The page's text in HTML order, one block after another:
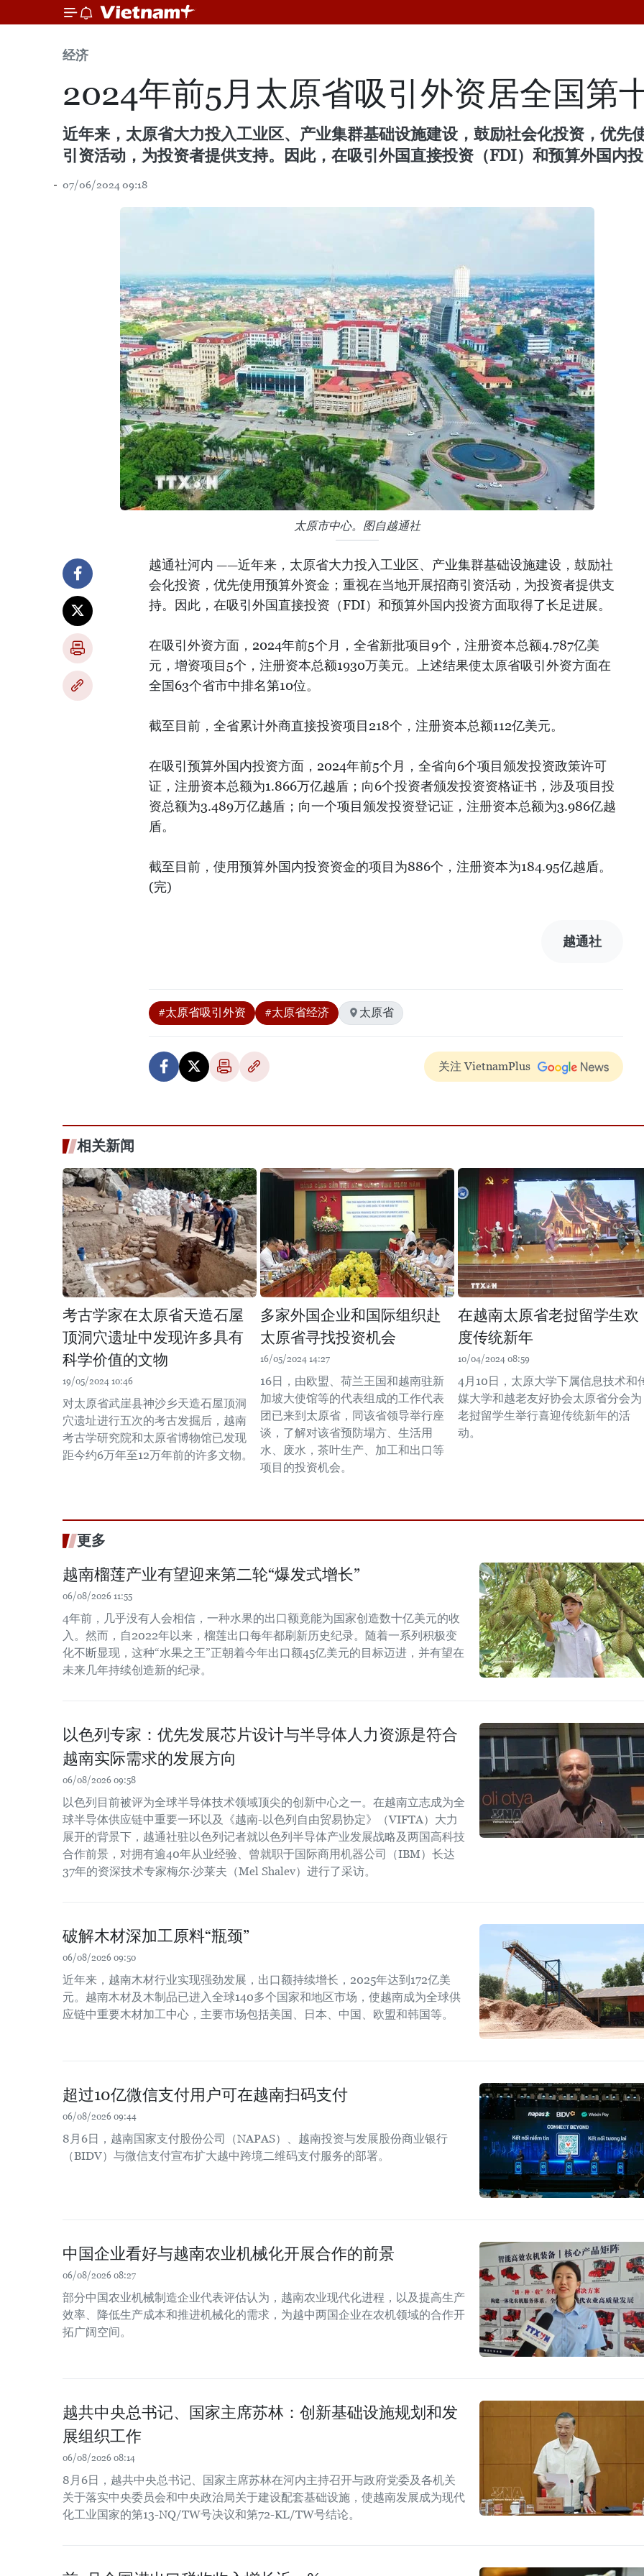
经济
2024年前5月太原省吸引外资居全国第
近年来，太原省大力投入工业区、产业集群基础设施建设，鼓励社会化投资，优先
引资活动，为投资者提供支持。因此，在吸引外国直接投资（FDI）和预算外国内
07/06/2024 09:18
太原市中心。图自越通社
越通社河内 ——近年来，太原省大力投入工业区、产业集群基础设施建设，鼓励社
会化投资，优先使用预算外资金；重视在当地开展招商引资活动，为投资者提供支
持。因此，在吸引外国直接投资（FDI）和预算外国内投资方面取得了长足进展。
在吸引外资方面，2024年前5个月，全省新批项目9个，注册资本总额4.787亿美
元，增资项目5个，注册资本总额1930万美元。上述结果使太原省吸引外资方面在
全国63个省市中排名第10位。
截至目前，全省累计外商直接投资项目218个，注册资本总额112亿美元。
在吸引预算外国内投资方面，2024年前5个月，全省向6个项目颁发投资政策许可
证，注册资本总额为1.866万亿越盾；向6个投资者颁发投资资格证书，涉及项目投
资总额为3.489万亿越盾；向一个项目颁发投资登记证，注册资本总额为3.986亿越
盾。
截至目前，使用预算外国内投资资金的项目为886个，注册资本为184.95亿越盾。
(完)
越通社
#太原省吸引外资 #太原省经济 太原省
关注 VietnamPlus
相关新闻
考古学家在太原省天造石屋
顶洞穴遗址中发现许多具有
科学价值的文物
19/05/2024 10:46
对太原省武崖县神沙乡天造石屋顶洞
穴遗址进行五次的考古发掘后，越南
考古学研究院和太原省博物馆已发现
距今约6万年至12万年前的许多文物。
多家外国企业和国际组织赴
太原省寻找投资机会
16/05/2024 14:27
16日，由欧盟、荷兰王国和越南驻新
加坡大使馆等的代表组成的工作代表
团已来到太原省，同该省领导举行座
谈，了解对该省预防塌方、生活用
水、废水，茶叶生产、加工和出口等
项目的投资机会。
在越南太原省老挝留学生欢
度传统新年
10/04/2024 08:59
4月10日，太原大学下属信息技术和
媒大学和越老友好协会太原省分会为
老挝留学生举行喜迎传统新年的活
动。
更多
越南榴莲产业有望迎来第二轮“爆发式增长”
06/08/2026 11:55
4年前，几乎没有人会相信，一种水果的出口额竟能为国家创造数十亿美元的收
入。然而，自2022年以来，榴莲出口每年都刷新历史纪录。随着一系列积极变
化不断显现，这种“水果之王”正朝着今年出口额45亿美元的目标迈进，并有望在
未来几年持续创造新的纪录。
以色列专家：优先发展芯片设计与半导体人力资源是符合
越南实际需求的发展方向
06/08/2026 09:58
以色列目前被评为全球半导体技术领域顶尖的创新中心之一。在越南立志成为全
球半导体供应链中重要一环以及《越南-以色列自由贸易协定》（VIFTA）大力
展开的背景下，越通社驻以色列记者就以色列半导体产业发展战略及两国高科技
合作前景，对拥有逾40年从业经验、曾就职于国际商用机器公司（IBM）长达
37年的资深技术专家梅尔·沙莱夫（Mel Shalev）进行了采访。
破解木材深加工原料“瓶颈”
06/08/2026 09:50
近年来，越南木材行业实现强劲发展，出口额持续增长，2025年达到172亿美
元。越南木材及木制品已进入全球140多个国家和地区市场，使越南成为全球供
应链中重要木材加工中心，主要市场包括美国、日本、中国、欧盟和韩国等。
超过10亿微信支付用户可在越南扫码支付
06/08/2026 09:44
8月6日，越南国家支付股份公司（NAPAS）、越南投资与发展股份商业银行
（BIDV）与微信支付宣布扩大越中跨境二维码支付服务的部署。
中国企业看好与越南农业机械化开展合作的前景
06/08/2026 08:27
部分中国农业机械制造企业代表评估认为，越南农业现代化进程，以及提高生产
效率、降低生产成本和推进机械化的需求，为越中两国企业在农机领域的合作开
拓广阔空间。
越共中央总书记、国家主席苏林：创新基础设施规划和发
展组织工作
06/08/2026 08:14
8月6日，越共中央总书记、国家主席苏林在河内主持召开与政府党委及各机关
关于落实中央委员会和中央政治局关于建设配套基础设施，使越南发展成为现代
化工业国家的第13-NQ/TW号决议和第72-KL/TW号结论。